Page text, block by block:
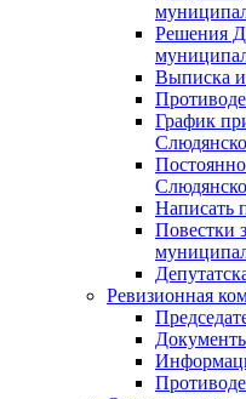
Решения
Выписка
График
Написать
Повестки
Ревизионная